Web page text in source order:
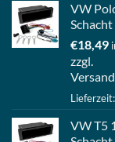
VW
€18,49
zzgl.
Versand
VW T5